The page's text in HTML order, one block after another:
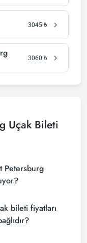
3045 ₺
3060 ₺
Uçak Bileti
Petersburg
büyük
ve yüzlerce
sitesinde
bileti fiyatları